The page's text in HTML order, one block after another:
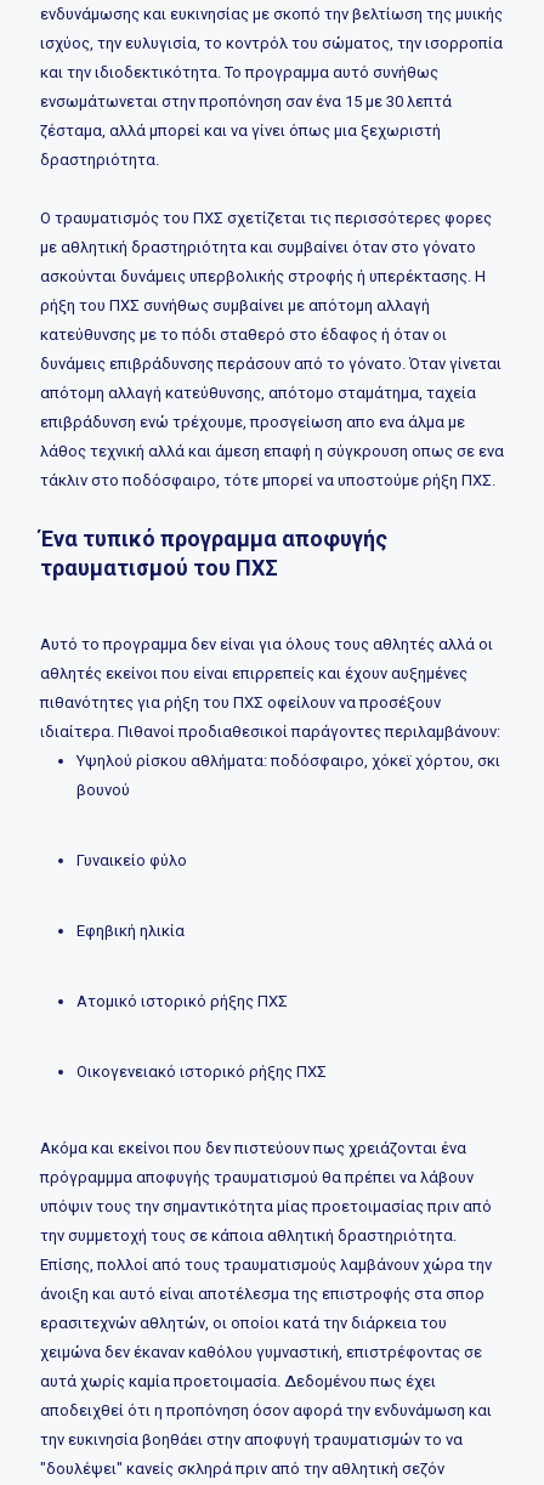
ενδυνάμωσης και ευκινησίας με σκοπό την βελτίωση της μυικής
ισχύος, την ευλυγισία, το κοντρόλ του σώματος, την ισορροπία
και την ιδιοδεκτικότητα. Το προγραμμα αυτό συνήθως
ενσωμάτωνεται στην προπόνηση σαν ένα 15 με 30 λεπτά
ζέσταμα, αλλά μπορεί και να γίνει όπως μια ξεχωριστή
δραστηριότητα.
Ο τραυματισμός του ΠΧΣ σχετίζεται τις περισσότερες φορες
με αθλητική δραστηριότητα και συμβαίνει όταν στο γόνατο
ασκούνται δυνάμεις υπερβολικής στροφής ή υπερέκτασης. Η
ρήξη του ΠΧΣ συνήθως συμβαίνει με απότομη αλλαγή
κατεύθυνσης με το πόδι σταθερό στο έδαφος ή όταν οι
δυνάμεις επιβράδυνσης περάσουν από το γόνατο. Όταν γίνεται
απότομη αλλαγή κατεύθυνσης, απότομο σταμάτημα, ταχεία
επιβράδυνση ενώ τρέχουμε, προσγείωση απο ενα άλμα με
λάθος τεχνική αλλά και άμεση επαφή η σύγκρουση οπως σε ενα
τάκλιν στο ποδόσφαιρο, τότε μπορεί να υποστούμε ρήξη ΠΧΣ.
Ένα τυπικό προγραμμα αποφυγής
τραυματισμού του ΠΧΣ
Αυτό το προγραμμα δεν είναι για όλους τους αθλητές αλλά οι
αθλητές εκείνοι που είναι επιρρεπείς και έχουν αυξημένες
πιθανότητες για ρήξη του ΠΧΣ οφείλουν να προσέξουν
ιδιαίτερα. Πιθανοί προδιαθεσικοί παράγοντες περιλαμβάνουν:
Υψηλού ρίσκου αθλήματα: ποδόσφαιρο, χόκεϊ χόρτου, σκι
βουνού
Γυναικείο φύλο
Εφηβική ηλικία
Ατομικό ιστορικό ρήξης ΠΧΣ
Οικογενειακό ιστορικό ρήξης ΠΧΣ
Ακόμα και εκείνοι που δεν πιστεύουν πως χρειάζονται ένα
πρόγραμμμα αποφυγής τραυματισμού θα πρέπει να λάβουν
υπόψιν τους την σημαντικότητα μίας προετοιμασίας πριν από
την συμμετοχή τους σε κάποια αθλητική δραστηριότητα.
Επίσης, πολλοί από τους τραυματισμούς λαμβάνουν χώρα την
άνοιξη και αυτό είναι αποτέλεσμα της επιστροφής στα σπορ
ερασιτεχνών αθλητών, οι οποίοι κατά την διάρκεια του
χειμώνα δεν έκαναν καθόλου γυμναστική, επιστρέφοντας σε
αυτά χωρίς καμία προετοιμασία. Δεδομένου πως έχει
αποδειχθεί ότι η προπόνηση όσον αφορά την ενδυνάμωση και
την ευκινησία βοηθάει στην αποφυγή τραυματισμών το να
"δουλέψει" κανείς σκληρά πριν από την αθλητική σεζόν